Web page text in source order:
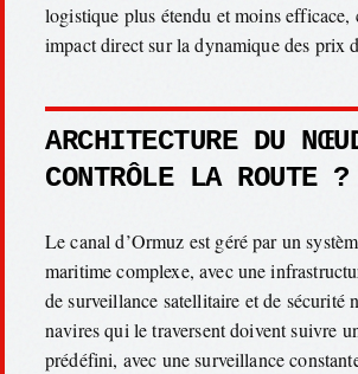
logistique plus étendu et moins efficace,
impact direct sur la dynamique des prix
ARCHITECTURE DU
CONTRÔLE LA ROUTE ?
Le canal d’Ormuz est géré par un
maritime complexe, avec une
de surveillance satellitaire et de sécurité
navires qui le traversent doivent suivre
prédéfini, avec une surveillance